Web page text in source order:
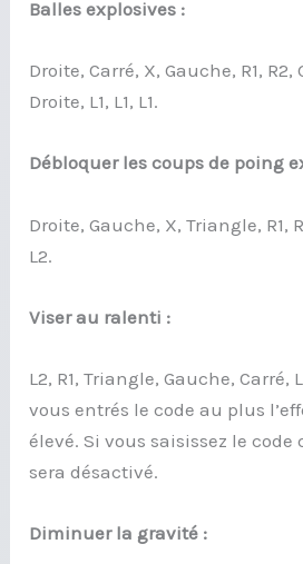
Balles explosives :
Droite, Carré, X, Gauche, R1,
Droite, L1, L1, L1.
Débloquer les coups de poing
Droite, Gauche, X, Triangle, R1,
L2.
Viser au ralenti :
L2, R1, Triangle, Gauche, Carré,
vous entrés le code au plus
élevé. Si vous saisissez le
sera désactivé.
Diminuer la gravité :